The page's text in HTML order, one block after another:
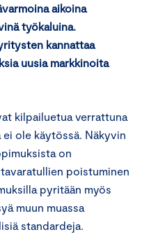
aikoina
työkaluina.
kannattaa
uusia markkinoita
kilpailuetua verrattuna
ole käytössä. Näkyvin
on
poistuminen
pyritään myös
muun muassa
standardeja.